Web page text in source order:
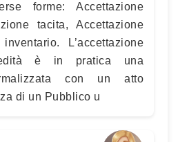
forme: Accettazione
tacita, Accettazione
L’accettazione
è in pratica una
con un atto
di un Pubblico u